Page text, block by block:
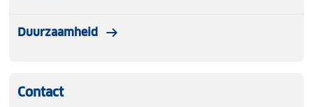
Duurzaamheid
Contact